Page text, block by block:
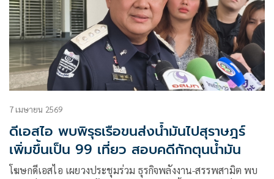
7 เมษายน 2569
ดีเอสไอ พบพิรุธเรือขนส่งน้ำมันไปสุราษฎร์
เพิ่มขึ้นเป็น 99 เที่ยว สอบคดีกักตุนน้ำมัน
โฆษกดีเอสไอ เผยวงประชุมร่วม ธุรกิจพลังงาน-สรรพสามิต พบ